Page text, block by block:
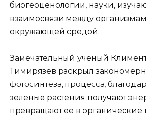
биогеоценологии, науки,
взаимосвязи между
окружающей средой.
Замечательный ученый
Тимирязев раскрыл
фотосинтеза, процесса,
зеленые растения получают
превращают ее в органические